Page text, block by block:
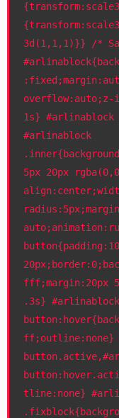
3d(1,1,1)}} /*
overflow:auto;z-
1s} #arlinablock
#arlinablock
5px 20px
fff;margin:20px
.3s} #arlinablock
ff;outline:none}
tline:none}